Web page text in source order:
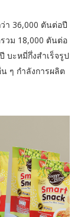
า 36,000 ตันต่อปี
วม 18,000 ตันต่อ
บะหมี่กึ่งสำเร็จรูป
ๆ กำลังการผลิต